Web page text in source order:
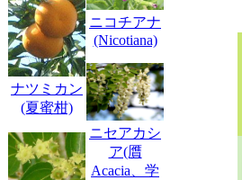
ナツミカン
(夏蜜柑)
ニコチアナ
(Nicotiana)
ニセアカシ
ア(贋
Acacia、学